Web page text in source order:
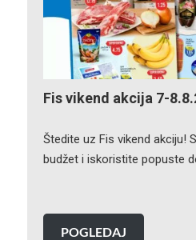
Fis vikend akcija 7-
Štedite uz Fis vikend akciju!
budžet i iskoristite popuste
POGLEDAJ